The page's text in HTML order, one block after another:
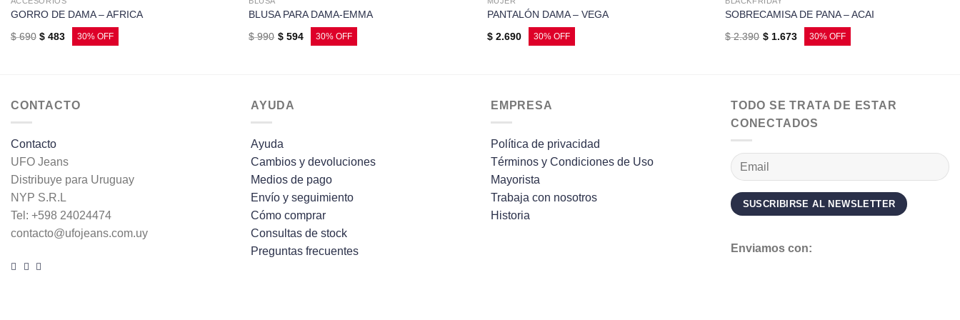
GORRO DE DAMA – AFRICA
$690 $ 483
BLUSA PARA DAMA-EMMA
$990 $594
PANTALÓN DAMA – VEGA
$2.690
SOBRECAMISA DE PANA – ACAI
$2.390 $1.673
CONTACTO
Contacto
UFO Jeans
Distribuye para Uruguay
NYP S.R.L
Tel: +598 24024474
contacto@ufojeans.com.uy
AYUDA
Ayuda
Cambios y devoluciones
Medios de pago
Envío y seguimiento
Cómo comprar
Consultas de stock
Preguntas frecuentes
EMPRESA
Política de privacidad
Términos y Condiciones de Uso
Mayorista
Trabaja con nosotros
Historia
TODO SE TRATA DE ESTAR
CONECTADOS
Enviamos con: